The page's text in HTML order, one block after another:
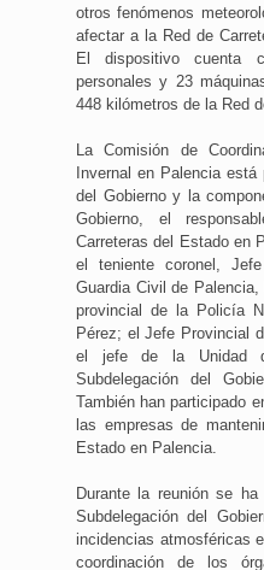
otros fenómenos
afectar a la Red de
El dispositivo cuenta
personales y 23
448 kilómetros de la Red
La Comisión de
Invernal en Palencia
del Gobierno y la
Gobierno, el
Carreteras del Estado en
el teniente coronel,
Guardia Civil de
provincial de la Policía
Pérez; el Jefe Provincial
el jefe de la Unidad
Subdelegación del
También han participado
las empresas de
Estado en Palencia.
Durante la reunión se
Subdelegación del
incidencias atmosféricas
coordinación de los